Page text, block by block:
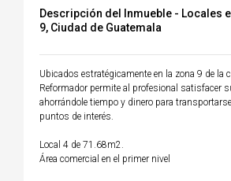
Descripción del Inmueble - Locales
9, Ciudad de Guatemala
Ubicados estratégicamente en la zona 9 de la
Reformador permite al profesional satisfacer
ahorrándole tiempo y dinero para
puntos de interés.
Local 4 de 71.68m2.
Área comercial en el primer nivel